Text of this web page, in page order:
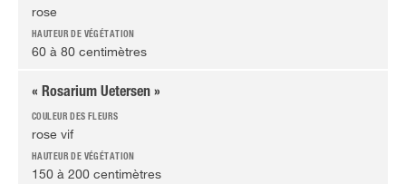
rose
60 à 80 centimètres
« Rosarium Uetersen »
rose vif
150 à 200 centimètres